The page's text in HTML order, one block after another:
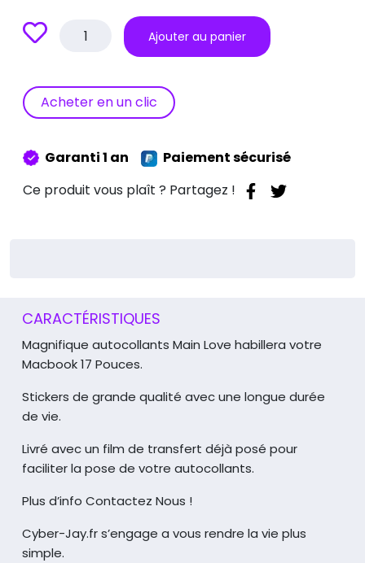
quantité
Main
Macbook
pouces
Ajouter au panier
Acheter en un clic
Garanti 1 an
Paiement sécurisé
Ce produit vous plaît ? Partagez !
CARACTÉRISTIQUES
Magnifique autocollants Main Love habillera votre
Macbook 17 Pouces.
Stickers de grande qualité avec une longue durée
de vie.
Livré avec un film de transfert déjà posé pour
faciliter la pose de votre autocollants.
Plus d’info Contactez Nous !
Cyber-Jay.fr s’engage a vous rendre la vie plus
simple.